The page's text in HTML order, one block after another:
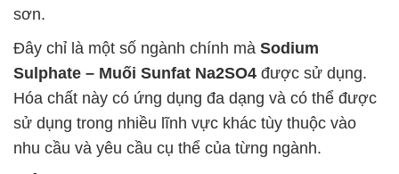
sơn.
Đây chỉ là một số ngành chính mà Sodium
Sulphate – Muối Sunfat Na2SO4 được sử dụng.
Hóa chất này có ứng dụng đa dạng và có thể được
sử dụng trong nhiều lĩnh vực khác tùy thuộc vào
nhu cầu và yêu cầu cụ thể của từng ngành.